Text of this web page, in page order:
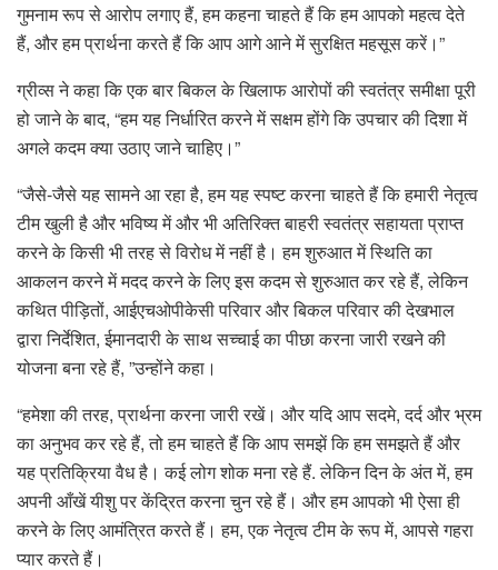
गुमनाम रूप से आरोप लगाए हैं, हम कहना चाहते हैं कि हम आपको महत्व देते
हैं, और हम प्रार्थना करते हैं कि आप आगे आने में सुरक्षित महसूस करें।”
ग्रीव्स ने कहा कि एक बार बिकल के खिलाफ आरोपों की स्वतंत्र समीक्षा पूरी
हो जाने के बाद, “हम यह निर्धारित करने में सक्षम होंगे कि उपचार की दिशा में
अगले कदम क्या उठाए जाने चाहिए।”
“जैसे-जैसे यह सामने आ रहा है, हम यह स्पष्ट करना चाहते हैं कि हमारी नेतृत्व
टीम खुली है और भविष्य में और भी अतिरिक्त बाहरी स्वतंत्र सहायता प्राप्त
करने के किसी भी तरह से विरोध में नहीं है। हम शुरुआत में स्थिति का
आकलन करने में मदद करने के लिए इस कदम से शुरुआत कर रहे हैं, लेकिन
कथित पीड़ितों, आईएचओपीकेसी परिवार और बिकल परिवार की देखभाल
द्वारा निर्देशित, ईमानदारी के साथ सच्चाई का पीछा करना जारी रखने की
योजना बना रहे हैं, ”उन्होंने कहा।
“हमेशा की तरह, प्रार्थना करना जारी रखें। और यदि आप सदमे, दर्द और भ्रम
का अनुभव कर रहे हैं, तो हम चाहते हैं कि आप समझें कि हम समझते हैं और
यह प्रतिक्रिया वैध है। कई लोग शोक मना रहे हैं. लेकिन दिन के अंत में, हम
अपनी आँखें यीशु पर केंद्रित करना चुन रहे हैं। और हम आपको भी ऐसा ही
करने के लिए आमंत्रित करते हैं। हम, एक नेतृत्व टीम के रूप में, आपसे गहरा
प्यार करते हैं।